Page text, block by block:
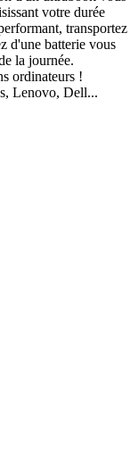
votre durée
transportez
d'une batterie vous
la journée.
ordinateurs !
Lenovo, Dell...